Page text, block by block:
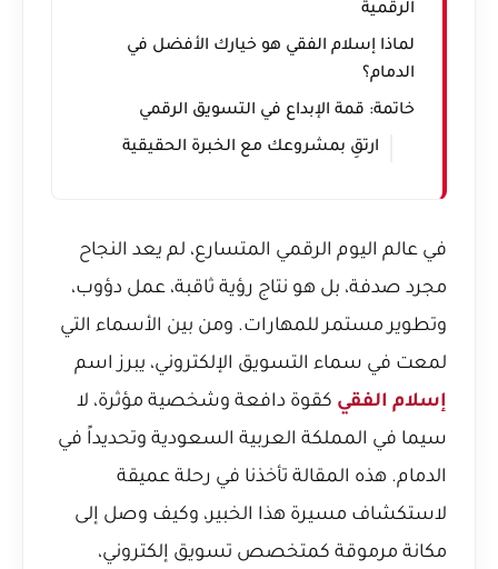
الرقمية
لماذا إسلام الفقي هو خيارك الأفضل في
الدمام؟
خاتمة: قمة الإبداع في التسويق الرقمي
ارتقِ بمشروعك مع الخبرة الحقيقية
في عالم اليوم الرقمي المتسارع، لم يعد النجاح
مجرد صدفة، بل هو نتاج رؤية ثاقبة، عمل دؤوب،
وتطوير مستمر للمهارات. ومن بين الأسماء التي
لمعت في سماء التسويق الإلكتروني، يبرز اسم
إسلام الفقي كقوة دافعة وشخصية مؤثرة، لا
سيما في المملكة العربية السعودية وتحديداً في
الدمام. هذه المقالة تأخذنا في رحلة عميقة
لاستكشاف مسيرة هذا الخبير، وكيف وصل إلى
مكانة مرموقة كمتخصص تسويق إلكتروني،